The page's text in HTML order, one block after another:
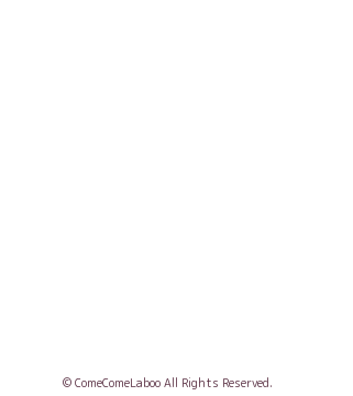
© ComeComeLaboo All Rights Reserved.